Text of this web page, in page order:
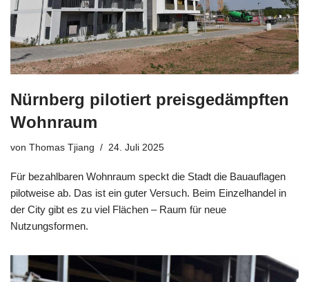
Nürnberg pilotiert preisgedämpften
Wohnraum
von Thomas Tjiang 24. Juli 2025
Für bezahlbaren Wohnraum speckt die Stadt die Bauauflagen
pilotweise ab. Das ist ein guter Versuch. Beim Einzelhandel in
der City gibt es zu viel Flächen – Raum für neue
Nutzungsformen.